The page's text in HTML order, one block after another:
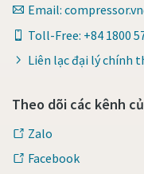
Email:
Toll-Free: +84 1800
Liên lạc đại lý chính
Theo dõi các kênh
Zalo
Facebook